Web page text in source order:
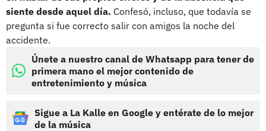
siente desde aquel día. Confesó, incluso, que todavía se
pregunta si fue correcto salir con amigos la noche del
accidente.
Únete a nuestro canal de Whatsapp para tener de
primera mano el mejor contenido de
entretenimiento y música
Sigue a La Kalle en Google y entérate de lo mejor
de la música